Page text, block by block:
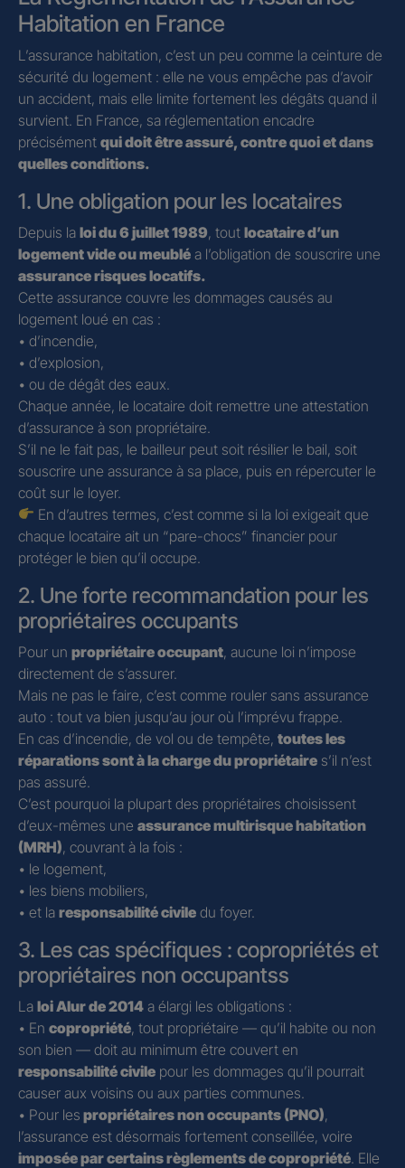
Habitation en France
L’assurance habitation, c’est un peu comme la ceinture de
sécurité du logement : elle ne vous empêche pas d’avoir
un accident, mais elle limite fortement les dégâts quand il
survient. En France, sa réglementation encadre
précisément qui doit être assuré, contre quoi et dans
quelles conditions.
1. Une obligation pour les locataires
Depuis la loi du 6 juillet 1989, tout locataire d’un
logement vide ou meublé a l’obligation de souscrire une
assurance risques locatifs.
Cette assurance couvre les dommages causés au
logement loué en cas :
• d’incendie,
• d’explosion,
• ou de dégât des eaux.
Chaque année, le locataire doit remettre une attestation
d’assurance à son propriétaire.
S’il ne le fait pas, le bailleur peut soit résilier le bail, soit
souscrire une assurance à sa place, puis en répercuter le
coût sur le loyer.
En d’autres termes, c’est comme si la loi exigeait que
chaque locataire ait un “pare-chocs” financier pour
protéger le bien qu’il occupe.
2. Une forte recommandation pour les
propriétaires occupants
Pour un propriétaire occupant, aucune loi n’impose
directement de s’assurer.
Mais ne pas le faire, c’est comme rouler sans assurance
auto : tout va bien jusqu’au jour où l’imprévu frappe.
En cas d’incendie, de vol ou de tempête, toutes les
réparations sont à la charge du propriétaire s’il n’est
pas assuré.
C’est pourquoi la plupart des propriétaires choisissent
d’eux-mêmes une assurance multirisque habitation
(MRH), couvrant à la fois :
• le logement,
• les biens mobiliers,
• et la responsabilité civile du foyer.
3. Les cas spécifiques : copropriétés et
propriétaires non occupantss
La loi Alur de 2014 a élargi les obligations :
• En copropriété, tout propriétaire — qu’il habite ou non
son bien — doit au minimum être couvert en
responsabilité civile pour les dommages qu’il pourrait
causer aux voisins ou aux parties communes.
• Pour les propriétaires non occupants (PNO),
l’assurance est désormais fortement conseillée, voire
imposée par certains règlements de copropriété. Elle